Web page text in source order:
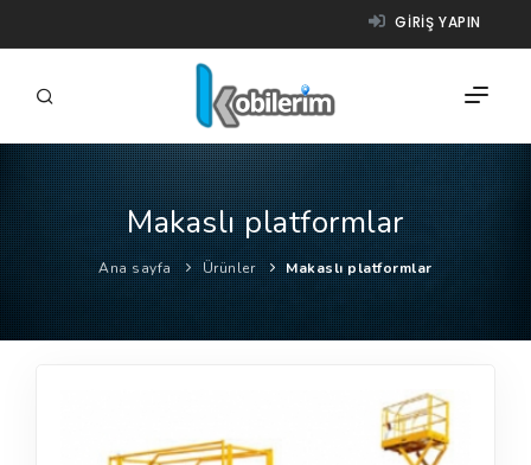
GIRIŞ YAPIN
FIRMALAR
ÜRÜNLER
NASIL ÇALIŞIR?
Makaslı platformlar
Ana sayfa Ürünler Makaslı platformlar